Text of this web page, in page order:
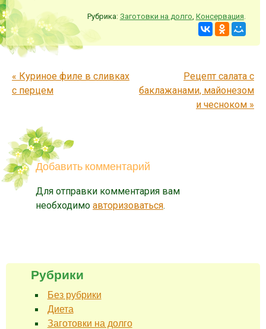
Рубрика: Заготовки на долго Консервация
Запись навигация
« Куриное филе в сливках
с перцем
Рецепт салата с
баклажанами, майонезом
и чесноком »
Добавить комментарий
Для отправки комментария вам
необходимо авторизоваться.
Рубрики
Без рубрики
Диета
Заготовки на долго